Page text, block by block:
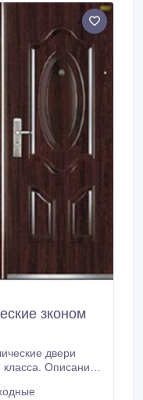
зконом
двери
Описание